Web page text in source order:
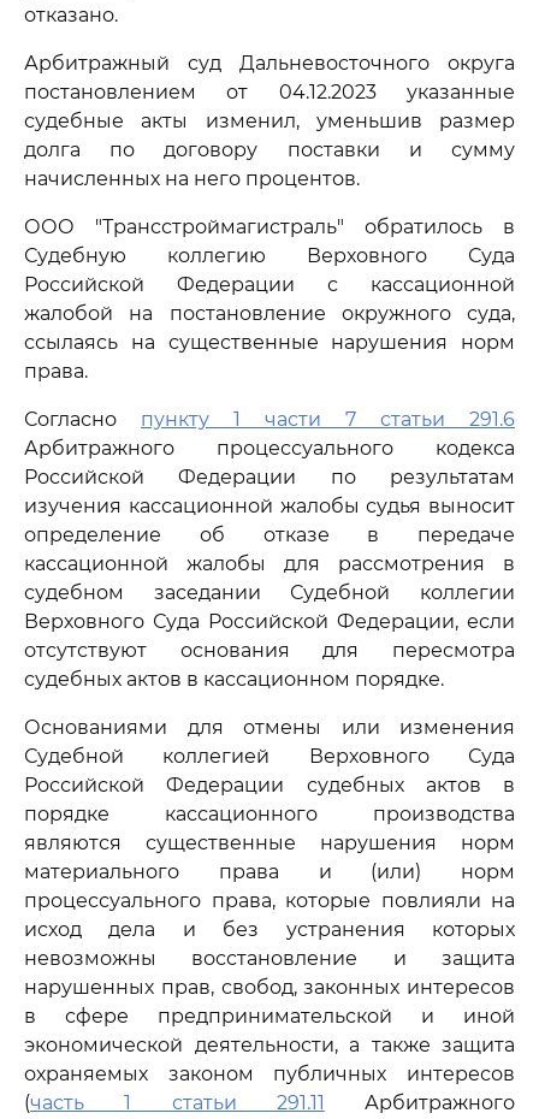
отказано.
Арбитражный суд Дальневосточного округа
постановлением от 04.12.2023 указанные
судебные акты изменил, уменьшив размер
долга по договору поставки и сумму
начисленных на него процентов.
ООО "Трансстроймагистраль" обратилось в
Судебную коллегию Верховного Суда
Российской Федерации с кассационной
жалобой на постановление окружного суда,
ссылаясь на существенные нарушения норм
права.
Согласно пункту 1 части 7 статьи 291.6
Арбитражного процессуального кодекса
Российской Федерации по результатам
изучения кассационной жалобы судья выносит
определение об отказе в передаче
кассационной жалобы для рассмотрения в
судебном заседании Судебной коллегии
Верховного Суда Российской Федерации, если
отсутствуют основания для пересмотра
судебных актов в кассационном порядке.
Основаниями для отмены или изменения
Судебной коллегией Верховного Суда
Российской Федерации судебных актов в
порядке кассационного производства
являются существенные нарушения норм
материального права и (или) норм
процессуального права, которые повлияли на
исход дела и без устранения которых
невозможны восстановление и защита
нарушенных прав, свобод, законных интересов
в сфере предпринимательской и иной
экономической деятельности, а также защита
охраняемых законом публичных интересов
(часть 1 статьи 291.11 Арбитражного